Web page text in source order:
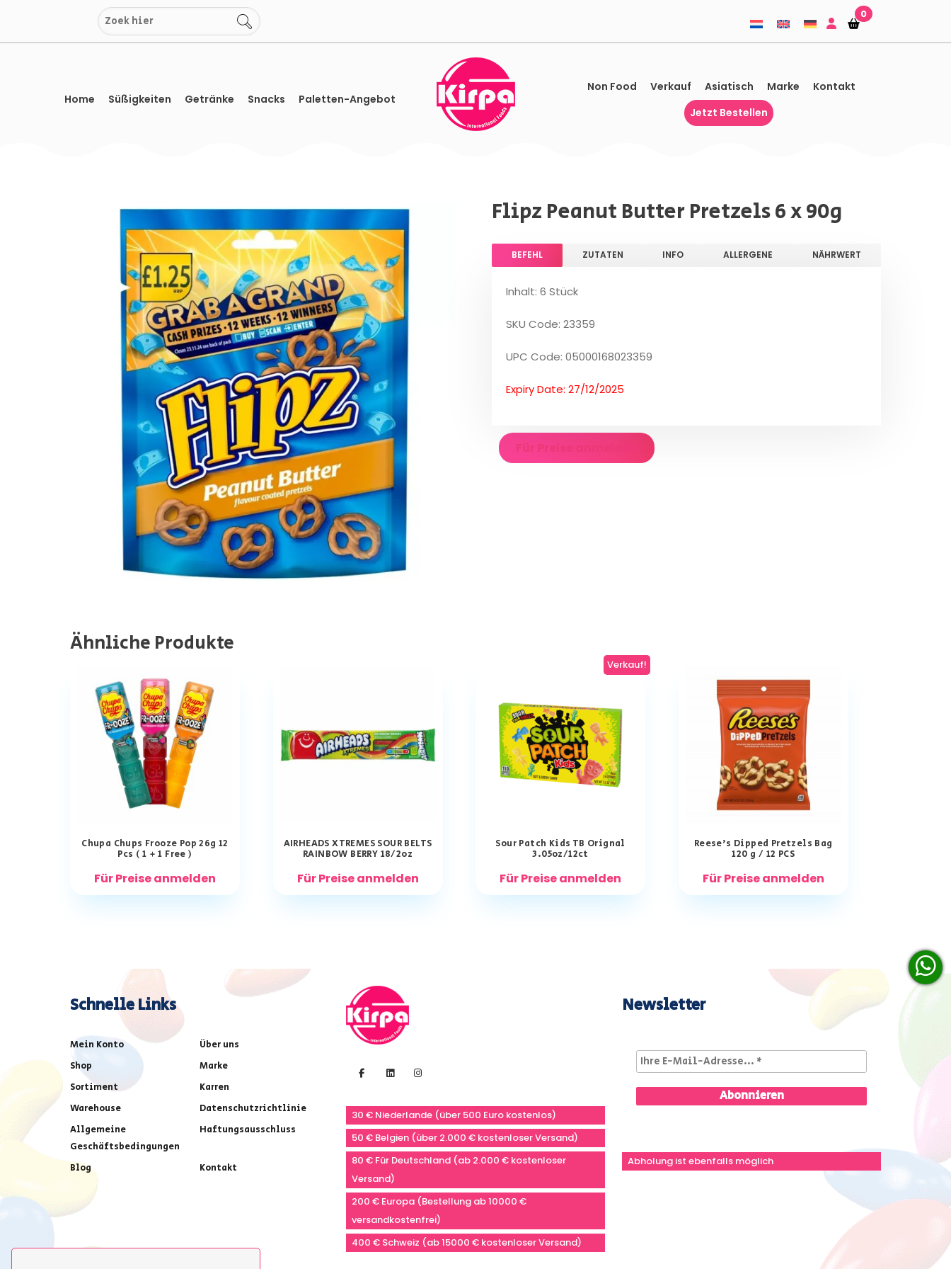
springen
Einkaufskorb
Einkaufskorb
0
Home Süßigkeiten Getränke Snacks Paletten-Angebot
Non Food Verkauf Asiatisch Marke
Kontakt
Jetzt Bestellen
Flipz Peanut Butter Pretzels 6 x 90g
BEFEHL ZUTATEN INFO ALLERGENE NÄHRWERT
Inhalt: 6 Stück
SKU Code: 23359
UPC Code: 05000168023359
Expiry Date: 27/12/2025
Für Preise anmelden
Ähnliche Produkte
Chupa Chups Frooze Pop 26g 12
Pcs ( 1 + 1 Free )
Für Preise anmelden
AIRHEADS XTREMES SOUR BELTS
RAINBOW BERRY 18/2oz
Für Preise anmelden
Verkauf!
Sour Patch Kids TB Orignal
3.05oz/12ct
Für Preise anmelden
Reese’s Dipped Pretzels Bag
120 g / 12 PCS
Für Preise anmelden
Schnelle Links
Mein Konto
Über uns
Shop
Marke
Sortiment
Karren
Warehouse
Datenschutzrichtlinie
Allgemeine
Geschäftsbedingungen
Haftungsausschluss
Blog Kontakt
30 € Niederlande (über 500 Euro kostenlos)
50 € Belgien (über 2.000 € kostenloser Versand)
80 € Für Deutschland (ab 2.000 € kostenloser
Versand)
200 € Europa (Bestellung ab 10000 €
versandkostenfrei)
400 € Schweiz (ab 15000 € kostenloser Versand)
Newsletter
Abholung ist ebenfalls möglich